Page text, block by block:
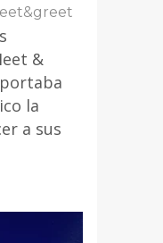
&
la
a sus